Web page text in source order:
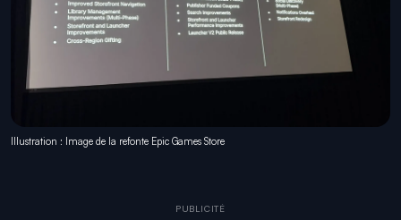
Illustration : Image de la refonte Epic Games Store